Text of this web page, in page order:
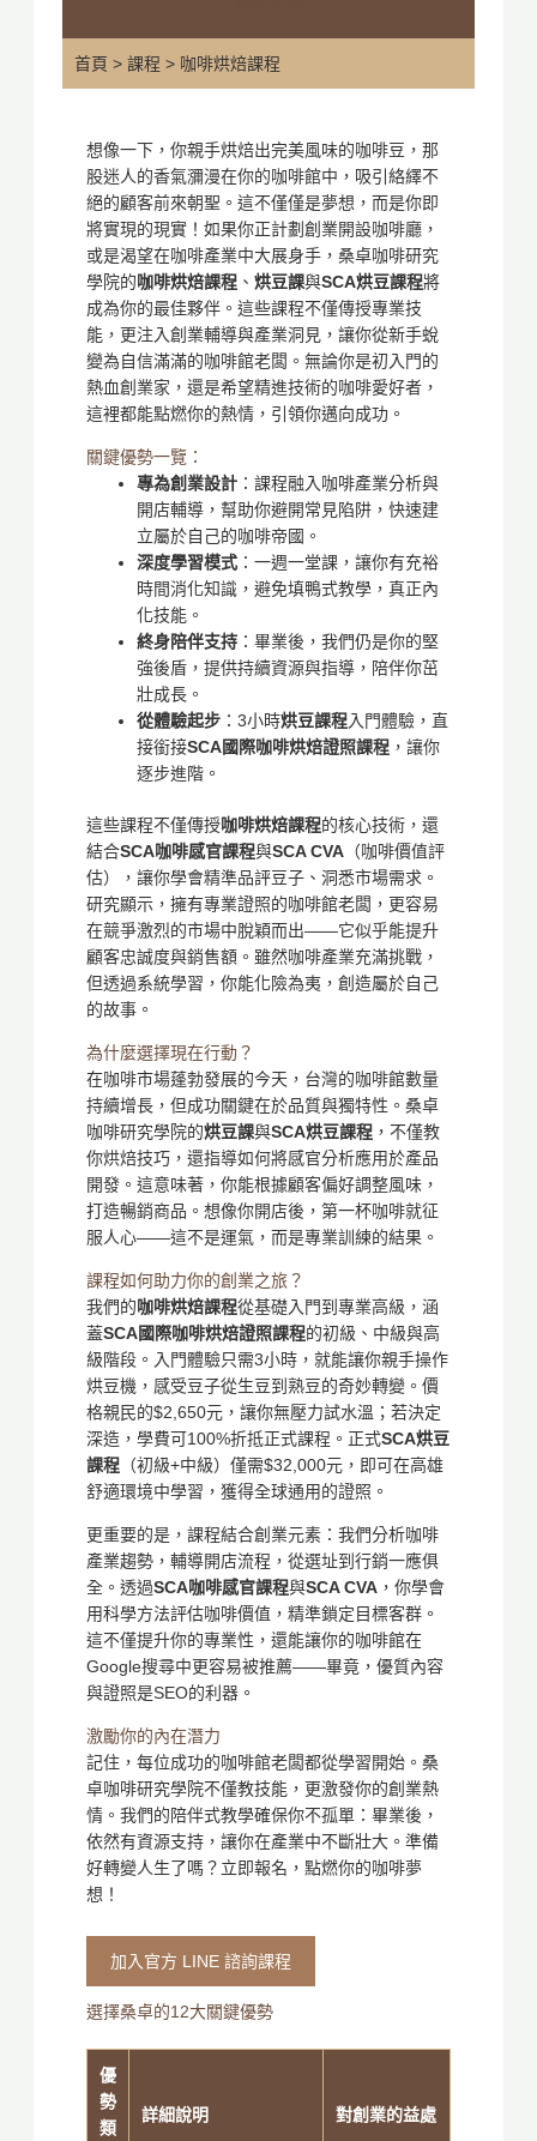
首頁 > 課程 > 咖啡烘焙課程
想像一下，你親手烘焙出完美風味的咖啡豆，那
股迷人的香氣瀰漫在你的咖啡館中，吸引絡繹不
絕的顧客前來朝聖。這不僅僅是夢想，而是你即
將實現的現實！如果你正計劃創業開設咖啡廳，
或是渴望在咖啡產業中大展身手，桑卓咖啡研究
學院的咖啡烘焙課程、 烘豆課與SCA烘豆課程將
成為你的最佳夥伴。這些課程不僅傳授專業技
能，更注入創業輔導與產業洞見，讓你從新手蛻
變為自信滿滿的咖啡館老闆。無論你是初入門的
熱血創業家，還是希望精進技術的咖啡愛好者，
這裡都能點燃你的熱情，引領你邁向成功。
關鍵優勢一覽：
專為創業設計：課程融入咖啡產業分析與
開店輔導，幫助你避開常見陷阱，快速建
立屬於自己的咖啡帝國。
深度學習模式：一週一堂課，讓你有充裕
時間消化知識，避免填鴨式教學，真正內
化技能。
終身陪伴支持：畢業後，我們仍是你的堅
強後盾，提供持續資源與指導，陪伴你茁
壯成長。
從體驗起步：3小時烘豆課程入門體驗，直
接銜接SCA國際咖啡烘焙證照課程，讓你
逐步進階。
這些課程不僅傳授咖啡烘焙課程的核心技術，還
結合SCA咖啡感官課程與SCA CVA（咖啡價值評
估），讓你學會精準品評豆子、洞悉市場需求。
研究顯示，擁有專業證照的咖啡館老闆，更容易
在競爭激烈的市場中脫穎而出——它似乎能提升
顧客忠誠度與銷售額。雖然咖啡產業充滿挑戰，
但透過系統學習，你能化險為夷，創造屬於自己
的故事。
為什麼選擇現在行動？
在咖啡市場蓬勃發展的今天，台灣的咖啡館數量
持續增長，但成功關鍵在於品質與獨特性。桑卓
咖啡研究學院的烘豆課與SCA烘豆課程，不僅教
你烘焙技巧，還指導如何將感官分析應用於產品
開發。這意味著，你能根據顧客偏好調整風味，
打造暢銷商品。想像你開店後，第一杯咖啡就征
服人心——這不是運氣，而是專業訓練的結果。
課程如何助力你的創業之旅？
我們的咖啡烘焙課程從基礎入門到專業高級，涵
蓋SCA國際咖啡烘焙證照課程的初級、中級與高
級階段。入門體驗只需3小時，就能讓你親手操作
烘豆機，感受豆子從生豆到熟豆的奇妙轉變。價
格親民的$2,650元，讓你無壓力試水溫；若決定
深造，學費可100%折抵正式課程。正式SCA烘豆
課程（初級+中級）僅需$32,000元，即可在高雄
舒適環境中學習，獲得全球通用的證照。
更重要的是，課程結合創業元素：我們分析咖啡
產業趨勢，輔導開店流程，從選址到行銷一應俱
全。透過SCA咖啡感官課程與SCA CVA，你學會
用科學方法評估咖啡價值，精準鎖定目標客群。
這不僅提升你的專業性，還能讓你的咖啡館在
Google搜尋中更容易被推薦——畢竟，優質內容
與證照是SEO的利器。
激勵你的內在潛力
記住，每位成功的咖啡館老闆都從學習開始。桑
卓咖啡研究學院不僅教技能，更激發你的創業熱
情。我們的陪伴式教學確保你不孤單：畢業後，
依然有資源支持，讓你在產業中不斷壯大。準備
好轉變人生了嗎？立即報名，點燃你的咖啡夢
想！
加入官方 LINE 諮詢課程
選擇桑卓的12大關鍵優勢
優
勢
類
詳細說明 對創業的益處